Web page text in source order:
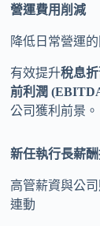
營運費用削減
降低日常營運
有效提升稅息
前利潤
公司獲利前景。
新任執行長薪
高管薪資與公
連動